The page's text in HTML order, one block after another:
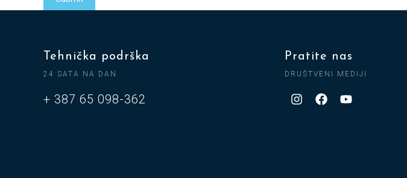
Tehnička podrška
24 SATA NA DAN
+ 387 65 098-362
Pratite nas
DRUŠTVENI MEDIJI